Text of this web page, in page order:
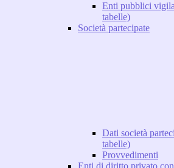
Enti pubblici
tabelle)
Società partecipate
Dati società
tabelle)
Provvedimenti